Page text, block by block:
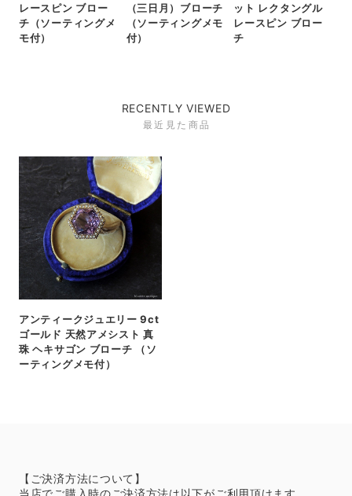
レースピン ブロー
チ（ソーティングメ
モ付）
（三日月）ブローチ
（ソーティングメモ
付）
ット レクタングル
レースピン ブロー
チ
RECENTLY VIEWED
最近見た商品
アンティークジュエリー 9ct
ゴールド 天然アメシスト 真
珠 ヘキサゴン ブローチ （ソ
ーティングメモ付）
【ご決済方法について】
当店でご購入時のご決済方法は以下がご利用頂けます